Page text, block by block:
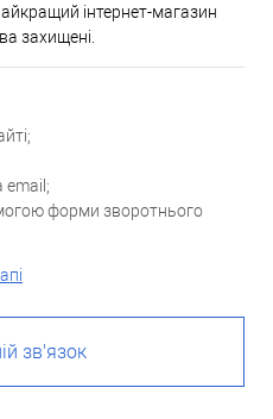
інтернет-магазин
захищені.
email;
форми зворотнього
зв'язок